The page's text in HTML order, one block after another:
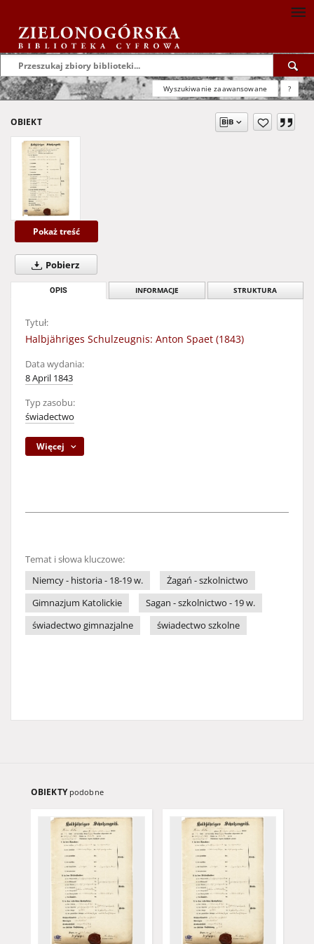
Wyszukiwanie zaawansowane ?
OBIEKT
Pokaż treść
Pobierz
OPIS INFORMACJE STRUKTURA
Tytuł:
Halbjähriges Schulzeugnis: Anton Spaet (1843)
Data wydania:
8 April 1843
Typ zasobu:
świadectwo
Więcej
Temat i słowa kluczowe:
Niemcy - historia - 18-19 w.
Żagań - szkolnictwo
Gimnazjum Katolickie
Sagan - szkolnictwo - 19 w.
świadectwo gimnazjalne
świadectwo szkolne
OBIEKTY podobne